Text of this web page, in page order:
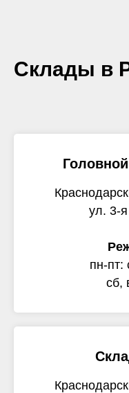
Склады в
ул. 3-
пн-пт:
сб,